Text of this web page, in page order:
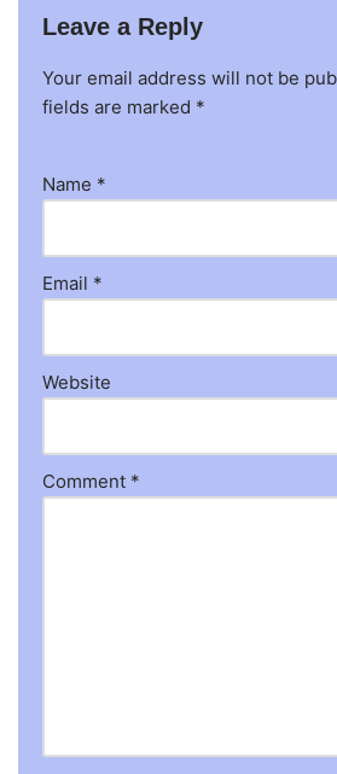
Leave a Reply
Your email address will not be
fields are marked *
Name *
Email *
Website
Comment *